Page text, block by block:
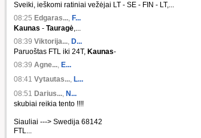
Sveiki, ieškomi ratiniai vežėjai LT - SE - FIN - LT,...
08:25 Edgaras..., F...
Kaunas - Tauragė,...
08:39 Viktorija..., D...
Paruoštas FTL iki 24T, Kaunas-
08:39 Agne..., E...
08:41 Vytautas..., L...
08:51 Darius..., N...
skubiai reikia tento !!!!
Siauliai ---> Swedija 68142
FTL...